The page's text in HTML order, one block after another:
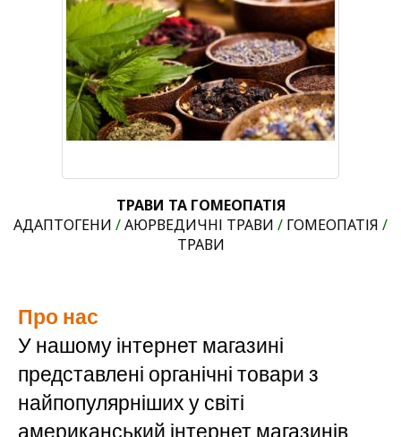
ТРАВИ ТА ГОМЕОПАТІЯ
АДАПТОГЕНИ /АЮРВЕДИЧНІ ТРАВИ / ГОМЕОПАТІЯ /
ТРАВИ
Про нас
У нашому інтернет магазині
представлені органічні товари з
найпопулярніших у світі
американський інтернет магазинів